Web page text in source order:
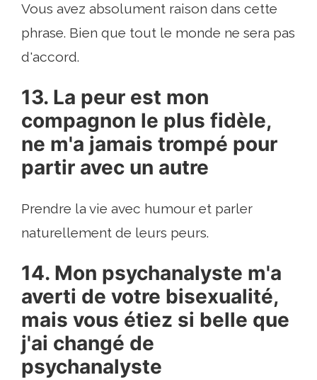
Vous avez absolument raison dans cette
phrase. Bien que tout le monde ne sera pas
d'accord.
13. La peur est mon
compagnon le plus fidèle,
ne m'a jamais trompé pour
partir avec un autre
Prendre la vie avec humour et parler
naturellement de leurs peurs.
14. Mon psychanalyste m'a
averti de votre bisexualité,
mais vous étiez si belle que
j'ai changé de
psychanalyste